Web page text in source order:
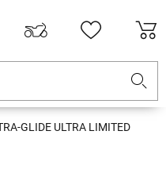
GLIDE ULTRA LIMITED